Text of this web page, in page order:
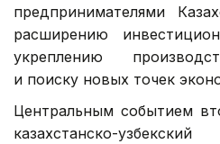
предпринимателями
расширению
укреплению
и поиску новых точек
Центральным событием
казахстанско-